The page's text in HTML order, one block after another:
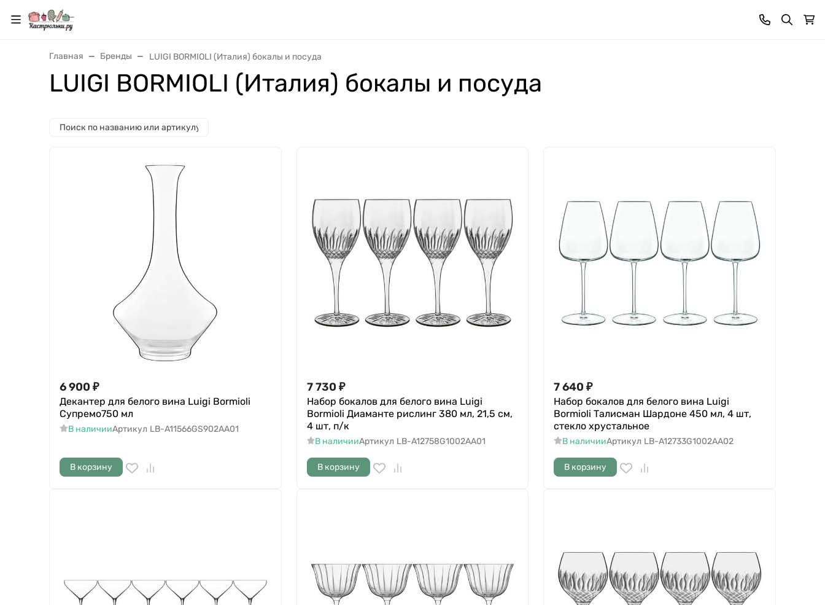
Главная Бренды LUIGI BORMIOLI (Италия) бокалы и посуда
LUIGI BORMIOLI (Италия) бокалы и посуда
6 900 ₽
Декантер для белого вина Luigi Bormioli
Супремо750 мл
В наличииАртикул LB-A11566GS902AA01
В корзину
7 730 ₽
Набор бокалов для белого вина Luigi
Bormioli Диаманте рислинг 380 мл, 21,5 см,
4 шт, п/к
В наличииАртикул LB-A12758G1002AA01
В корзину
7 640 ₽
Набор бокалов для белого вина Luigi
Bormioli Талисман Шардоне 450 мл, 4 шт,
стекло хрустальное
В наличииАртикул LB-A12733G1002AA02
В корзину